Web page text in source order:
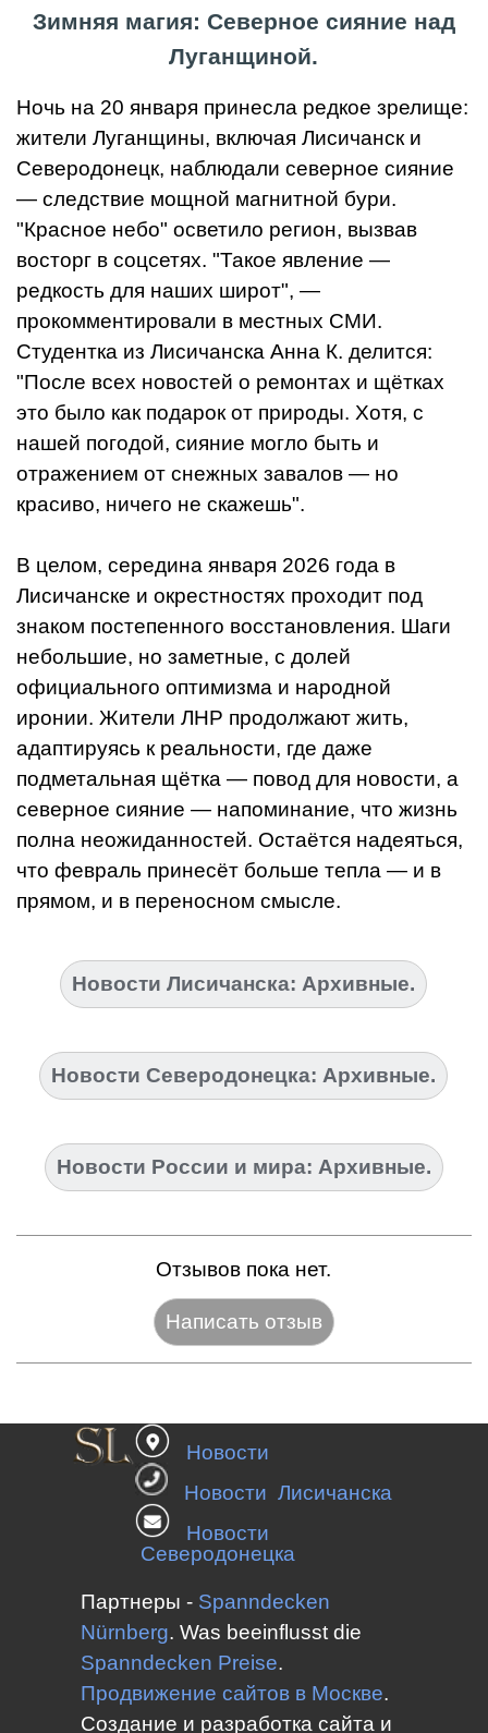
Зимняя магия: Северное сияние над
Луганщиной.
Ночь на 20 января принесла редкое зрелище:
жители Луганщины, включая Лисичанск и
Северодонецк, наблюдали северное сияние
— следствие мощной магнитной бури.
"Красное небо" осветило регион, вызвав
восторг в соцсетях. "Такое явление —
редкость для наших широт", —
прокомментировали в местных СМИ.
Студентка из Лисичанска Анна К. делится:
"После всех новостей о ремонтах и щётках
это было как подарок от природы. Хотя, с
нашей погодой, сияние могло быть и
отражением от снежных завалов — но
красиво, ничего не скажешь".
В целом, середина января 2026 года в
Лисичанске и окрестностях проходит под
знаком постепенного восстановления. Шаги
небольшие, но заметные, с долей
официального оптимизма и народной
иронии. Жители ЛНР продолжают жить,
адаптируясь к реальности, где даже
подметальная щётка — повод для новости, а
северное сияние — напоминание, что жизнь
полна неожиданностей. Остаётся надеяться,
что февраль принесёт больше тепла — и в
прямом, и в переносном смысле.
Новости Лисичанска: Архивные.
Новости Северодонецка: Архивные.
Новости России и мира: Архивные.
Отзывов пока нет.
Оценка:*
Сообщение:*
Новости
Новости Лисичанска
Новости
Северодонецка
Партнеры - Spanndecken
Nürnberg. Was beeinflusst die
Spanndecken Preise.
Продвижение сайтов в Москве.
Создание и разработка сайта и